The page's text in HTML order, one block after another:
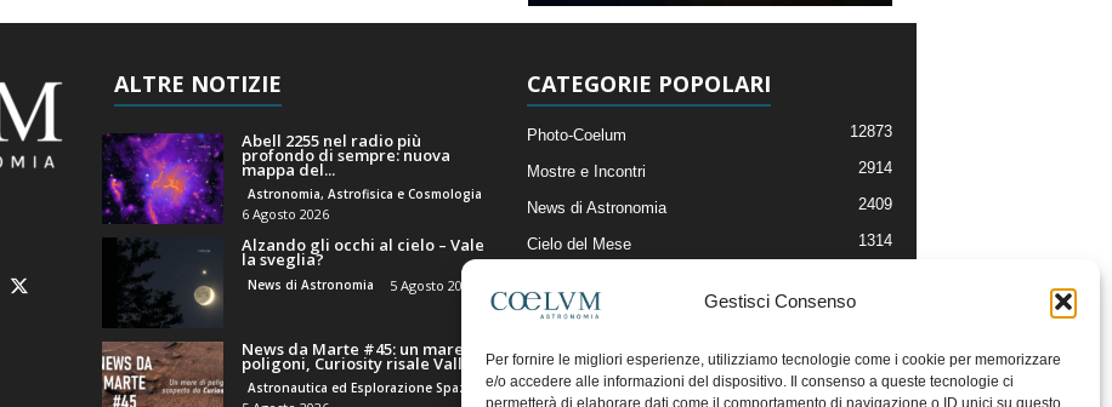
Gestisci Consenso
Per fornire le migliori esperienze, utilizziamo tecnologie come i cookie per memorizzare
e/o accedere alle informazioni del dispositivo. Il consenso a queste tecnologie ci
permetterà di elaborare dati come il comportamento di navigazione o ID unici su questo
ALTRE NOTIZIE
Abell 2255 nel radio più
profondo di sempre: nuova
mappa del...
Astronomia, Astrofisica e Cosmologia
6 Agosto 2026
Alzando gli occhi al cielo – Vale
la sveglia?
News di Astronomia 5 Agosto 2026
News da Marte #45: un mare di
poligoni, Curiosity risale Valle...
CATEGORIE POPOLARI
Photo-Coelum 12873
Mostre e Incontri 2914
News di Astronomia 2409
Cielo del Mese 1314
Articoli e Risorse On-Line
Il Blog della Redazione